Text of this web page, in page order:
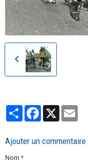
PartagerFacebook
X
Ajouter un commentaire
Nom